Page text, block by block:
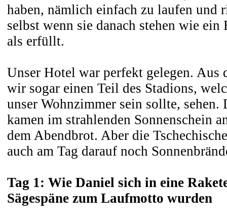
haben, nämlich einfach zu laufen und
selbst wenn sie danach stehen wie ein
als erfüllt.
Unser Hotel war perfekt gelegen. Aus
wir sogar einen Teil des Stadions,
unser Wohnzimmer sein sollte, sehen.
kamen im strahlenden Sonnenschein
dem Abendbrot. Aber die
auch am Tag darauf noch
Tag 1: Wie Daniel sich in eine
Sägespäne zum Laufmotto wurden